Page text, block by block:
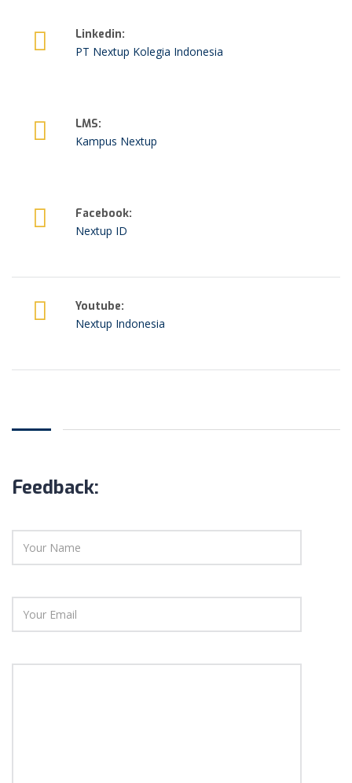
Linkedin:
PT Nextup Kolegia Indonesia
LMS:
Kampus Nextup
Facebook:
Nextup ID
Youtube:
Nextup Indonesia
Feedback:
NextUp.id adalah platform yang menghubungkan
usahanya.
MORE ABOUT NEXTUP
POPULAR COURSES
BY ADMIN KAMPUS
Digital Marketing
CART